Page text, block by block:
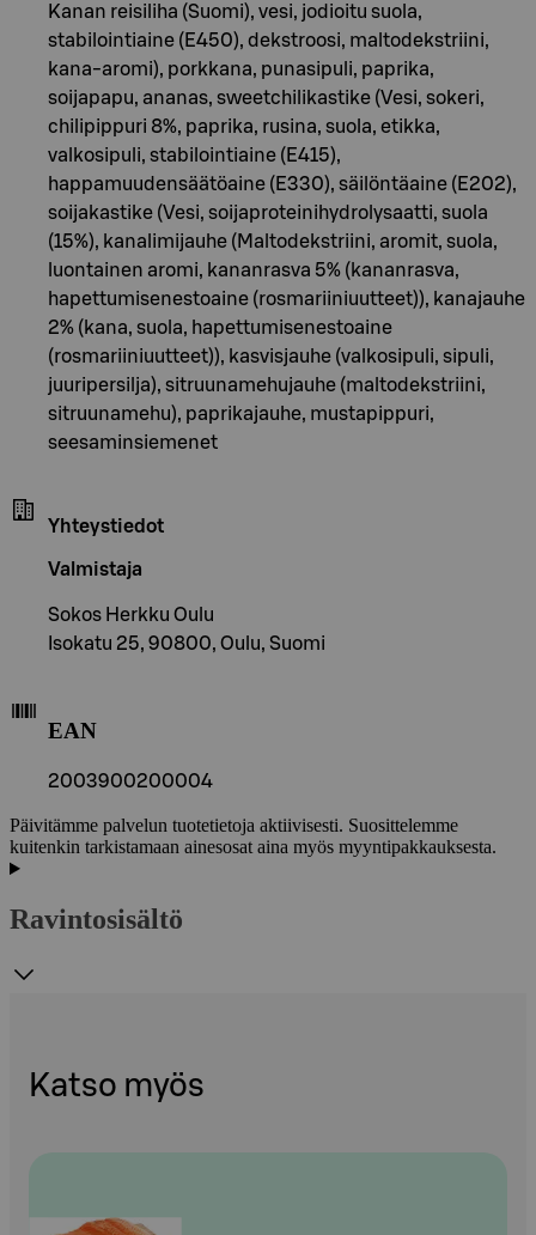
Kanan reisiliha (Suomi), vesi, jodioitu suola,
stabilointiaine (E450), dekstroosi, maltodekstriini,
kana-aromi), porkkana, punasipuli, paprika,
soijapapu, ananas, sweetchilikastike (Vesi, sokeri,
chilipippuri 8%, paprika, rusina, suola, etikka,
valkosipuli, stabilointiaine (E415),
happamuudensäätöaine (E330), säilöntäaine (E202),
soijakastike (Vesi, soijaproteinihydrolysaatti, suola
(15%), kanalimijauhe (Maltodekstriini, aromit, suola,
luontainen aromi, kananrasva 5% (kananrasva,
hapettumisenestoaine (rosmariiniuutteet)), kanajauhe
2% (kana, suola, hapettumisenestoaine
(rosmariiniuutteet)), kasvisjauhe (valkosipuli, sipuli,
juuripersilja), sitruunamehujauhe (maltodekstriini,
sitruunamehu), paprikajauhe, mustapippuri,
seesaminsiemenet
Yhteystiedot
Valmistaja
Sokos Herkku Oulu
Isokatu 25, 90800, Oulu, Suomi
EAN
2003900200004
Päivitämme palvelun tuotetietoja aktiivisesti. Suosittelemme
kuitenkin tarkistamaan ainesosat aina myös myyntipakkauksesta.
Ravintosisältö
Katso myös